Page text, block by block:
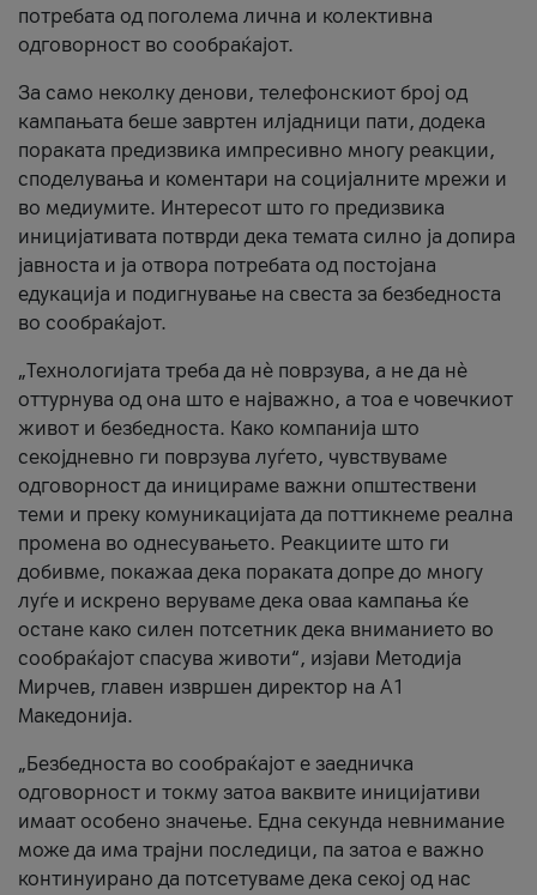
потребата од поголема лична и колективна
одговорност во сообраќајот.
За само неколку денови, телефонскиот број од
кампањата беше завртен илјадници пати, додека
пораката предизвика импресивно многу реакции,
споделувања и коментари на социјалните мрежи и
во медиумите. Интересот што го предизвика
иницијативата потврди дека темата силно ја допира
јавноста и ја отвора потребата од постојана
едукација и подигнување на свеста за безбедноста
во сообраќајот.
„Технологијата треба да нè поврзува, а не да нè
оттурнува од она што е најважно, а тоа е човечкиот
живот и безбедноста. Како компанија што
секојдневно ги поврзува луѓето, чувствуваме
одговорност да иницираме важни општествени
теми и преку комуникацијата да поттикнеме реална
промена во однесувањето. Реакциите што ги
добивме, покажаа дека пораката допре до многу
луѓе и искрено веруваме дека оваа кампања ќе
остане како силен потсетник дека вниманието во
сообраќајот спасува животи“, изјави Методија
Мирчев, главен извршен директор на А1
Македонија.
„Безбедноста во сообраќајот е заедничка
одговорност и токму затоа ваквите иницијативи
имаат особено значење. Една секунда невнимание
може да има трајни последици, па затоа е важно
континуирано да потсетуваме дека секој од нас